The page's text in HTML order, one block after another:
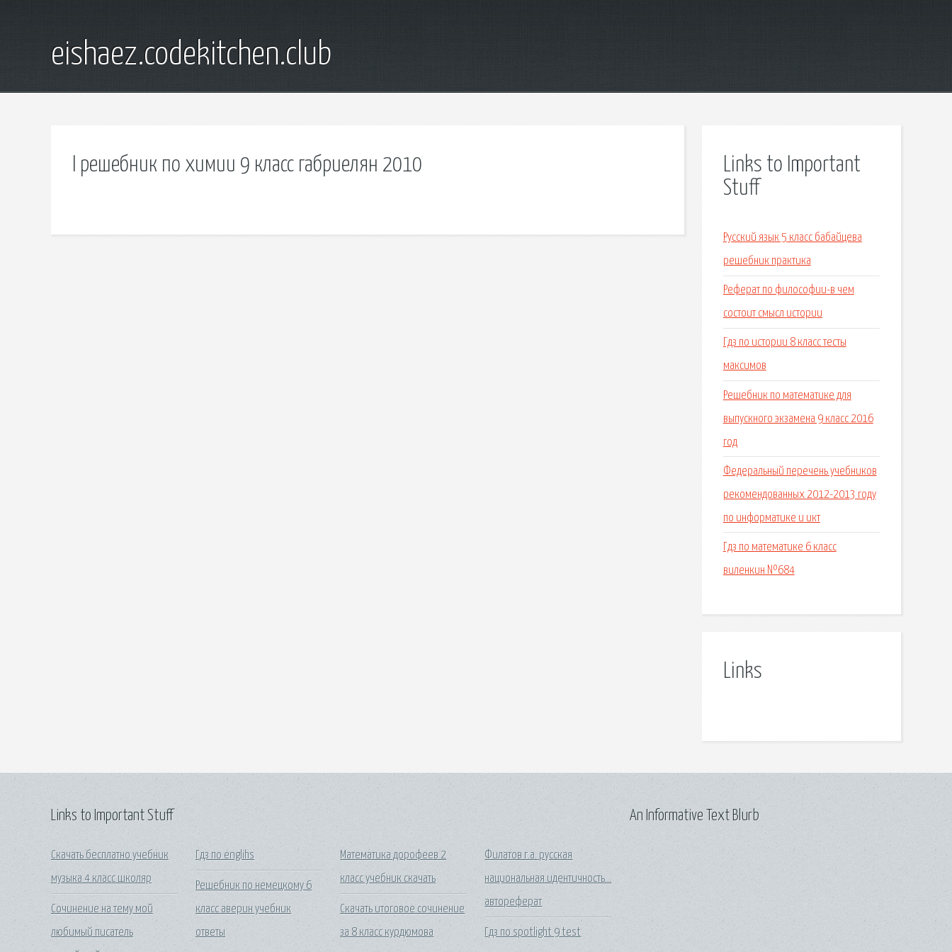
eishaez.codekitchen.club
I решебник по химии 9 класс габриелян 2010
Links to Important
Stuff
Русский язык 5 класс бабайцева
решебник практика
Реферат по философии-в чем
состоит смысл истории
Гдз по истории 8 класс тесты
максимов
Решебник по математике для
выпускного экзамена 9 класс 2016
год
Федеральный перечень учебников
рекомендованных 2012-2013 году
по информатике и икт
Гдз по математике 6 класс
виленкин №684
Links
Links to Important Stuff
Скачать бесплатно учебник
музыка 4 класс школяр
Сочинение на тему мой
любимый писатель
Гдз по englihs
Решебник по немецкому 6
класс аверин учебник
ответы
Математика дорофеев 2
класс учебник скачать
Скачать итоговое сочинение
за 8 класс курдюмова
Филатов г.а. русская
национальная идентичность...
автореферат
Гдз по spotlight 9 test
An Informative Text Blurb